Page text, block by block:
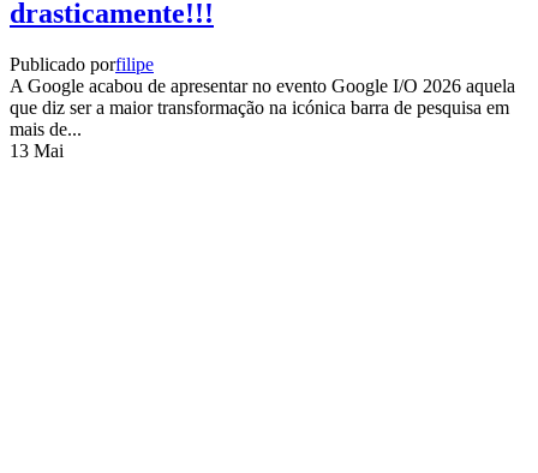
drasticamente!!!
Publicado porfilipe
A Google acabou de apresentar no evento Google I/O 2026 aquela
que diz ser a maior transformação na icónica barra de pesquisa em
mais de...
13 Mai